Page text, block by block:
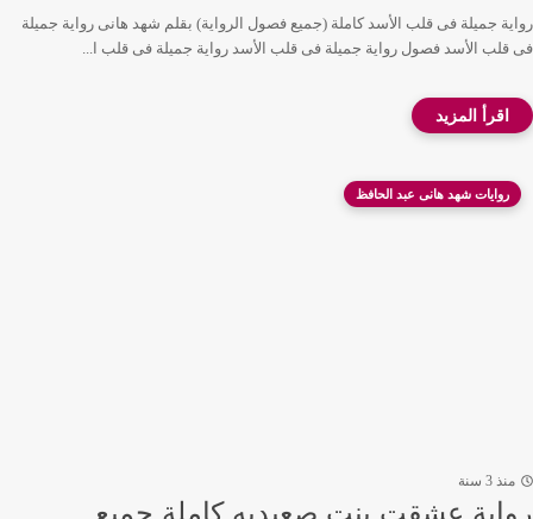
رواية جميلة فى قلب الأسد كاملة (جميع فصول الرواية) بقلم شهد هانى رواية جميلة
فى قلب الأسد فصول رواية جميلة فى قلب الأسد رواية جميلة فى قلب ا...
روايات شهد هانى عبد الحافظ
منذ 3 سنة
رواية عشقت بنت صعيديه كاملة جميع